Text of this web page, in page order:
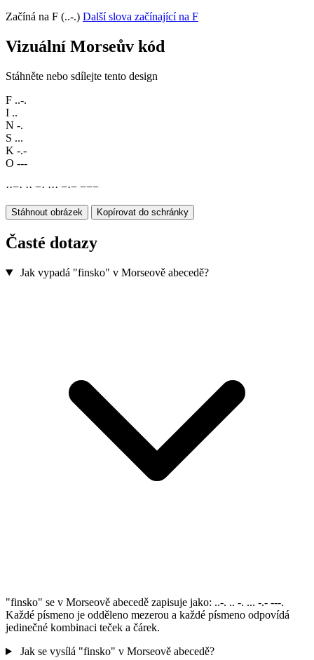
Začíná na F (..-.) Další slova začínající na F
Vizuální Morseův kód
Stáhněte nebo sdílejte tento design
F ..-.
I ..
N -.
S ...
K -.-
O ---
··−· ·· −· ··· −·− −−−
Stáhnout obrázek Kopírovat do schránky
Časté dotazy
Jak vypadá "finsko" v Morseově abecedě?
"finsko" se v Morseově abecedě zapisuje jako: ..-. .. -. ... -.- ---.
Každé písmeno je odděleno mezerou a každé písmeno odpovídá
jedinečné kombinaci teček a čárek.
Jak se vysílá "finsko" v Morseově abecedě?